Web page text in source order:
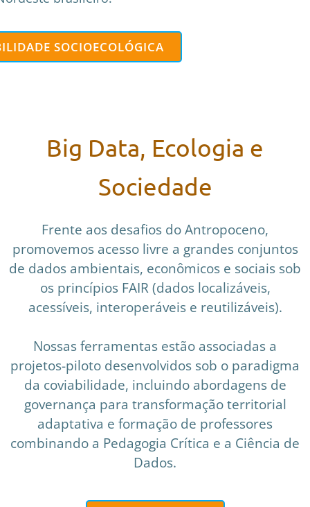
SOCIOECOLÓGICA
Big Data, Ecologia e
Sociedade
Frente aos desafios do Antropoceno,
promovemos acesso livre a grandes conjuntos
de dados ambientais, econômicos e sociais sob
os princípios FAIR (dados localizáveis,
acessíveis, interoperáveis e reutilizáveis).
Nossas ferramentas estão associadas a
projetos-piloto desenvolvidos sob o paradigma
da coviabilidade, incluindo abordagens de
governança para transformação territorial
adaptativa e formação de professores
combinando a Pedagogia Crítica e a Ciência de
Dados.